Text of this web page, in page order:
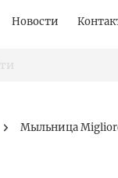
Новости
Mыльница